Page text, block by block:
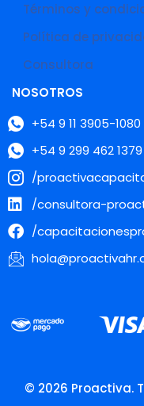
Términos y
Política de
Consultora
NOSOTROS
+54 9 11 3905-
+54 9 299 462
/
/consultora-
/
© 2026 Proactiva.